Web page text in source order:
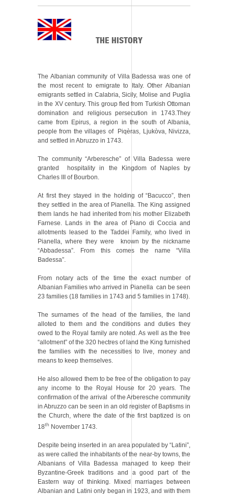
THE HISTORY
The Albanian community of Villa Badessa was one of
the most recent to emigrate to Italy. Other Albanian
emigrants settled in Calabria, Sicily, Molise and Puglia
in the XV century. This group fled from Turkish Ottoman
domination and religious persecution in 1743.They
came from Epirus, a region in the south of Albania,
people from the villages of Piqèras, Ljukòva, Nivizza,
and settled in Abruzzo in 1743.
The community “Arberesche” of Villa Badessa were
granted hospitality in the Kingdom of Naples by
Charles III of Bourbon.
At first they stayed in the holding of “Bacucco”, then
they settled in the area of Pianella. The King assigned
them lands he had inherited from his mother Elizabeth
Farnese. Lands in the area of Piano di Coccia and
allotments leased to the Taddei Family, who lived in
Pianella, where they were known by the nickname
“Abbadessa”. From this comes the name “Villa
Badessa”.
From notary acts of the time the exact number of
Albanian Families who arrived in Pianella can be seen
23 families (18 families in 1743 and 5 families in 1748).
The surnames of the head of the families, the land
alloted to them and the conditions and duties they
owed to the Royal family are noted. As well as the free
“allotment” of the 320 hectres of land the King furnished
the families with the necessities to live, money and
means to keep themselves.
He also allowed them to be free of the obligation to pay
any income to the Royal House for 20 years. The
confirmation of the arrival of the Arberesche community
in Abruzzo can be seen in an old register of Baptisms in
the Church, where the date of the first baptized is on
18th November 1743.
Despite being inserted in an area populated by “Latini”,
as were called the inhabitants of the near-by towns, the
Albanians of Villa Badessa managed to keep their
Byzantine-Greek traditions and a good part of the
Eastern way of thinking. Mixed marriages between
Albanian and Latini only began in 1923, and with them